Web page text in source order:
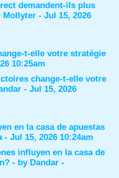
demandent-ils plus
Mollyter - Jul 15, 2026
t-elle votre stratégie
10:25am
change-t-elle votre
- Jul 15, 2026
en la casa de apuestas
- Jul 15, 2026 10:24am
influyen en la casa de
- by Dandar -